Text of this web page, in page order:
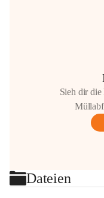
Sieh dir
Dateien